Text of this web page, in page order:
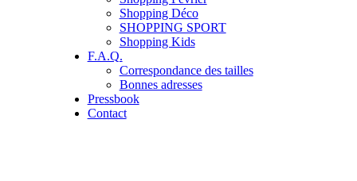
Shopping Déco
SHOPPING SPORT
Shopping Kids
F.A.Q.
Correspondance des tailles
Bonnes adresses
Pressbook
Contact